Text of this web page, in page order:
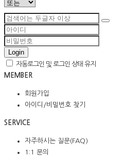
Login
자동로그인 및 로그인 상태 유지
MEMBER
회원가입
아이디/비밀번호 찾기
SERVICE
자주하시는 질문(FAQ)
1:1 문의